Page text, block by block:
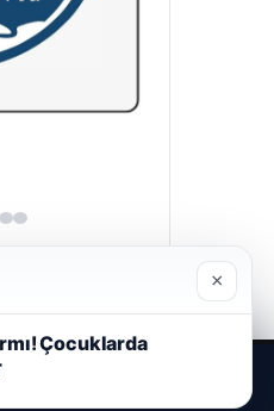
×
Çocuklarda